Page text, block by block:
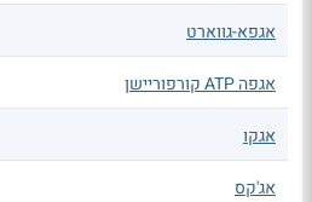
אגפא-גווארט
אגפה ATP קורפוריישן
אגקו
אג'קס